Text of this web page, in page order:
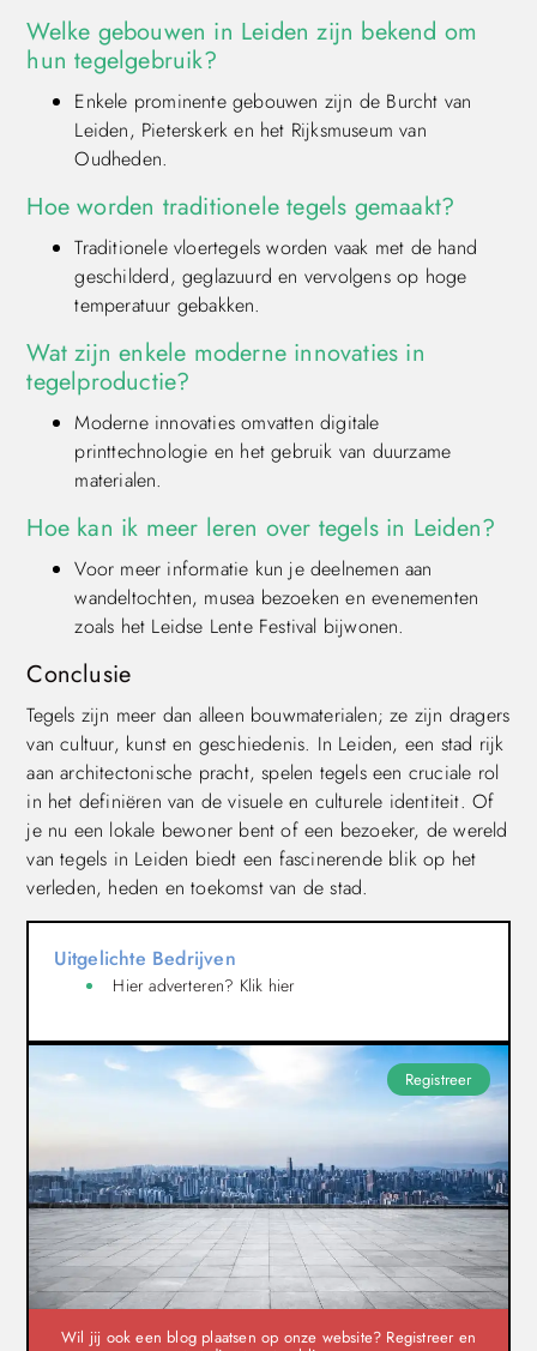
Welke gebouwen in Leiden zijn bekend om
hun tegelgebruik?
Enkele prominente gebouwen zijn de Burcht van
Leiden, Pieterskerk en het Rijksmuseum van
Oudheden.
Hoe worden traditionele tegels gemaakt?
Traditionele vloertegels worden vaak met de hand
geschilderd, geglazuurd en vervolgens op hoge
temperatuur gebakken.
Wat zijn enkele moderne innovaties in
tegelproductie?
Moderne innovaties omvatten digitale
printtechnologie en het gebruik van duurzame
materialen.
Hoe kan ik meer leren over tegels in Leiden?
Voor meer informatie kun je deelnemen aan
wandeltochten, musea bezoeken en evenementen
zoals het Leidse Lente Festival bijwonen.
Conclusie
Tegels zijn meer dan alleen bouwmaterialen; ze zijn dragers
van cultuur, kunst en geschiedenis. In Leiden, een stad rijk
aan architectonische pracht, spelen tegels een cruciale rol
in het definiëren van de visuele en culturele identiteit. Of
je nu een lokale bewoner bent of een bezoeker, de wereld
van tegels in Leiden biedt een fascinerende blik op het
verleden, heden en toekomst van de stad.
Uitgelichte Bedrijven
Hier adverteren? Klik hier
Registreer
Wil jij ook een blog plaatsen op onze website? Registreer en